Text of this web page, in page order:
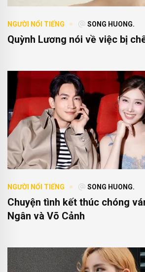
NGƯỜI NỔI TIẾNG SONG HUONG.
Quỳnh Lương nói về việc bị
NGƯỜI NỔI TIẾNG SONG HUONG.
Chuyện tình kết thúc chóng
Ngân và Võ Cảnh